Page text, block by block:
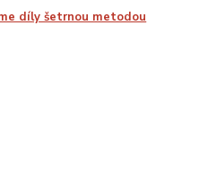
díly šetrnou metodou